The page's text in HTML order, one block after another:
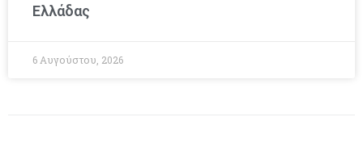
Ελλάδας
6 Αυγούστου, 2026